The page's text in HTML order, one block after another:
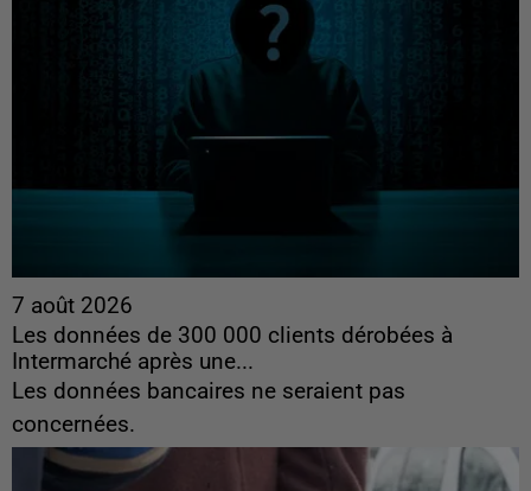
7 août 2026
Les données de 300 000 clients dérobées à
Intermarché après une...
Les données bancaires ne seraient pas
concernées.